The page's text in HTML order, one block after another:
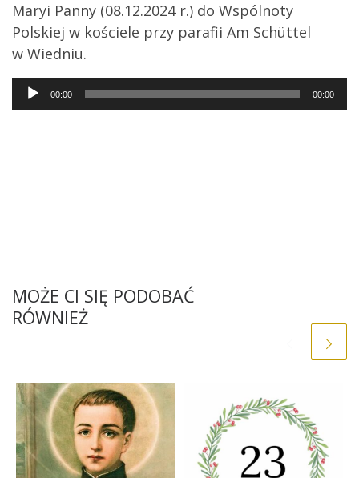
Maryi Panny (08.12.2024 r.) do Wspólnoty
Polskiej w kościele przy parafii Am Schüttel
w Wiedniu.
Audio
Player
00:00 00:00
MOŻE CI SIĘ PODOBAĆ
RÓWNIEŻ